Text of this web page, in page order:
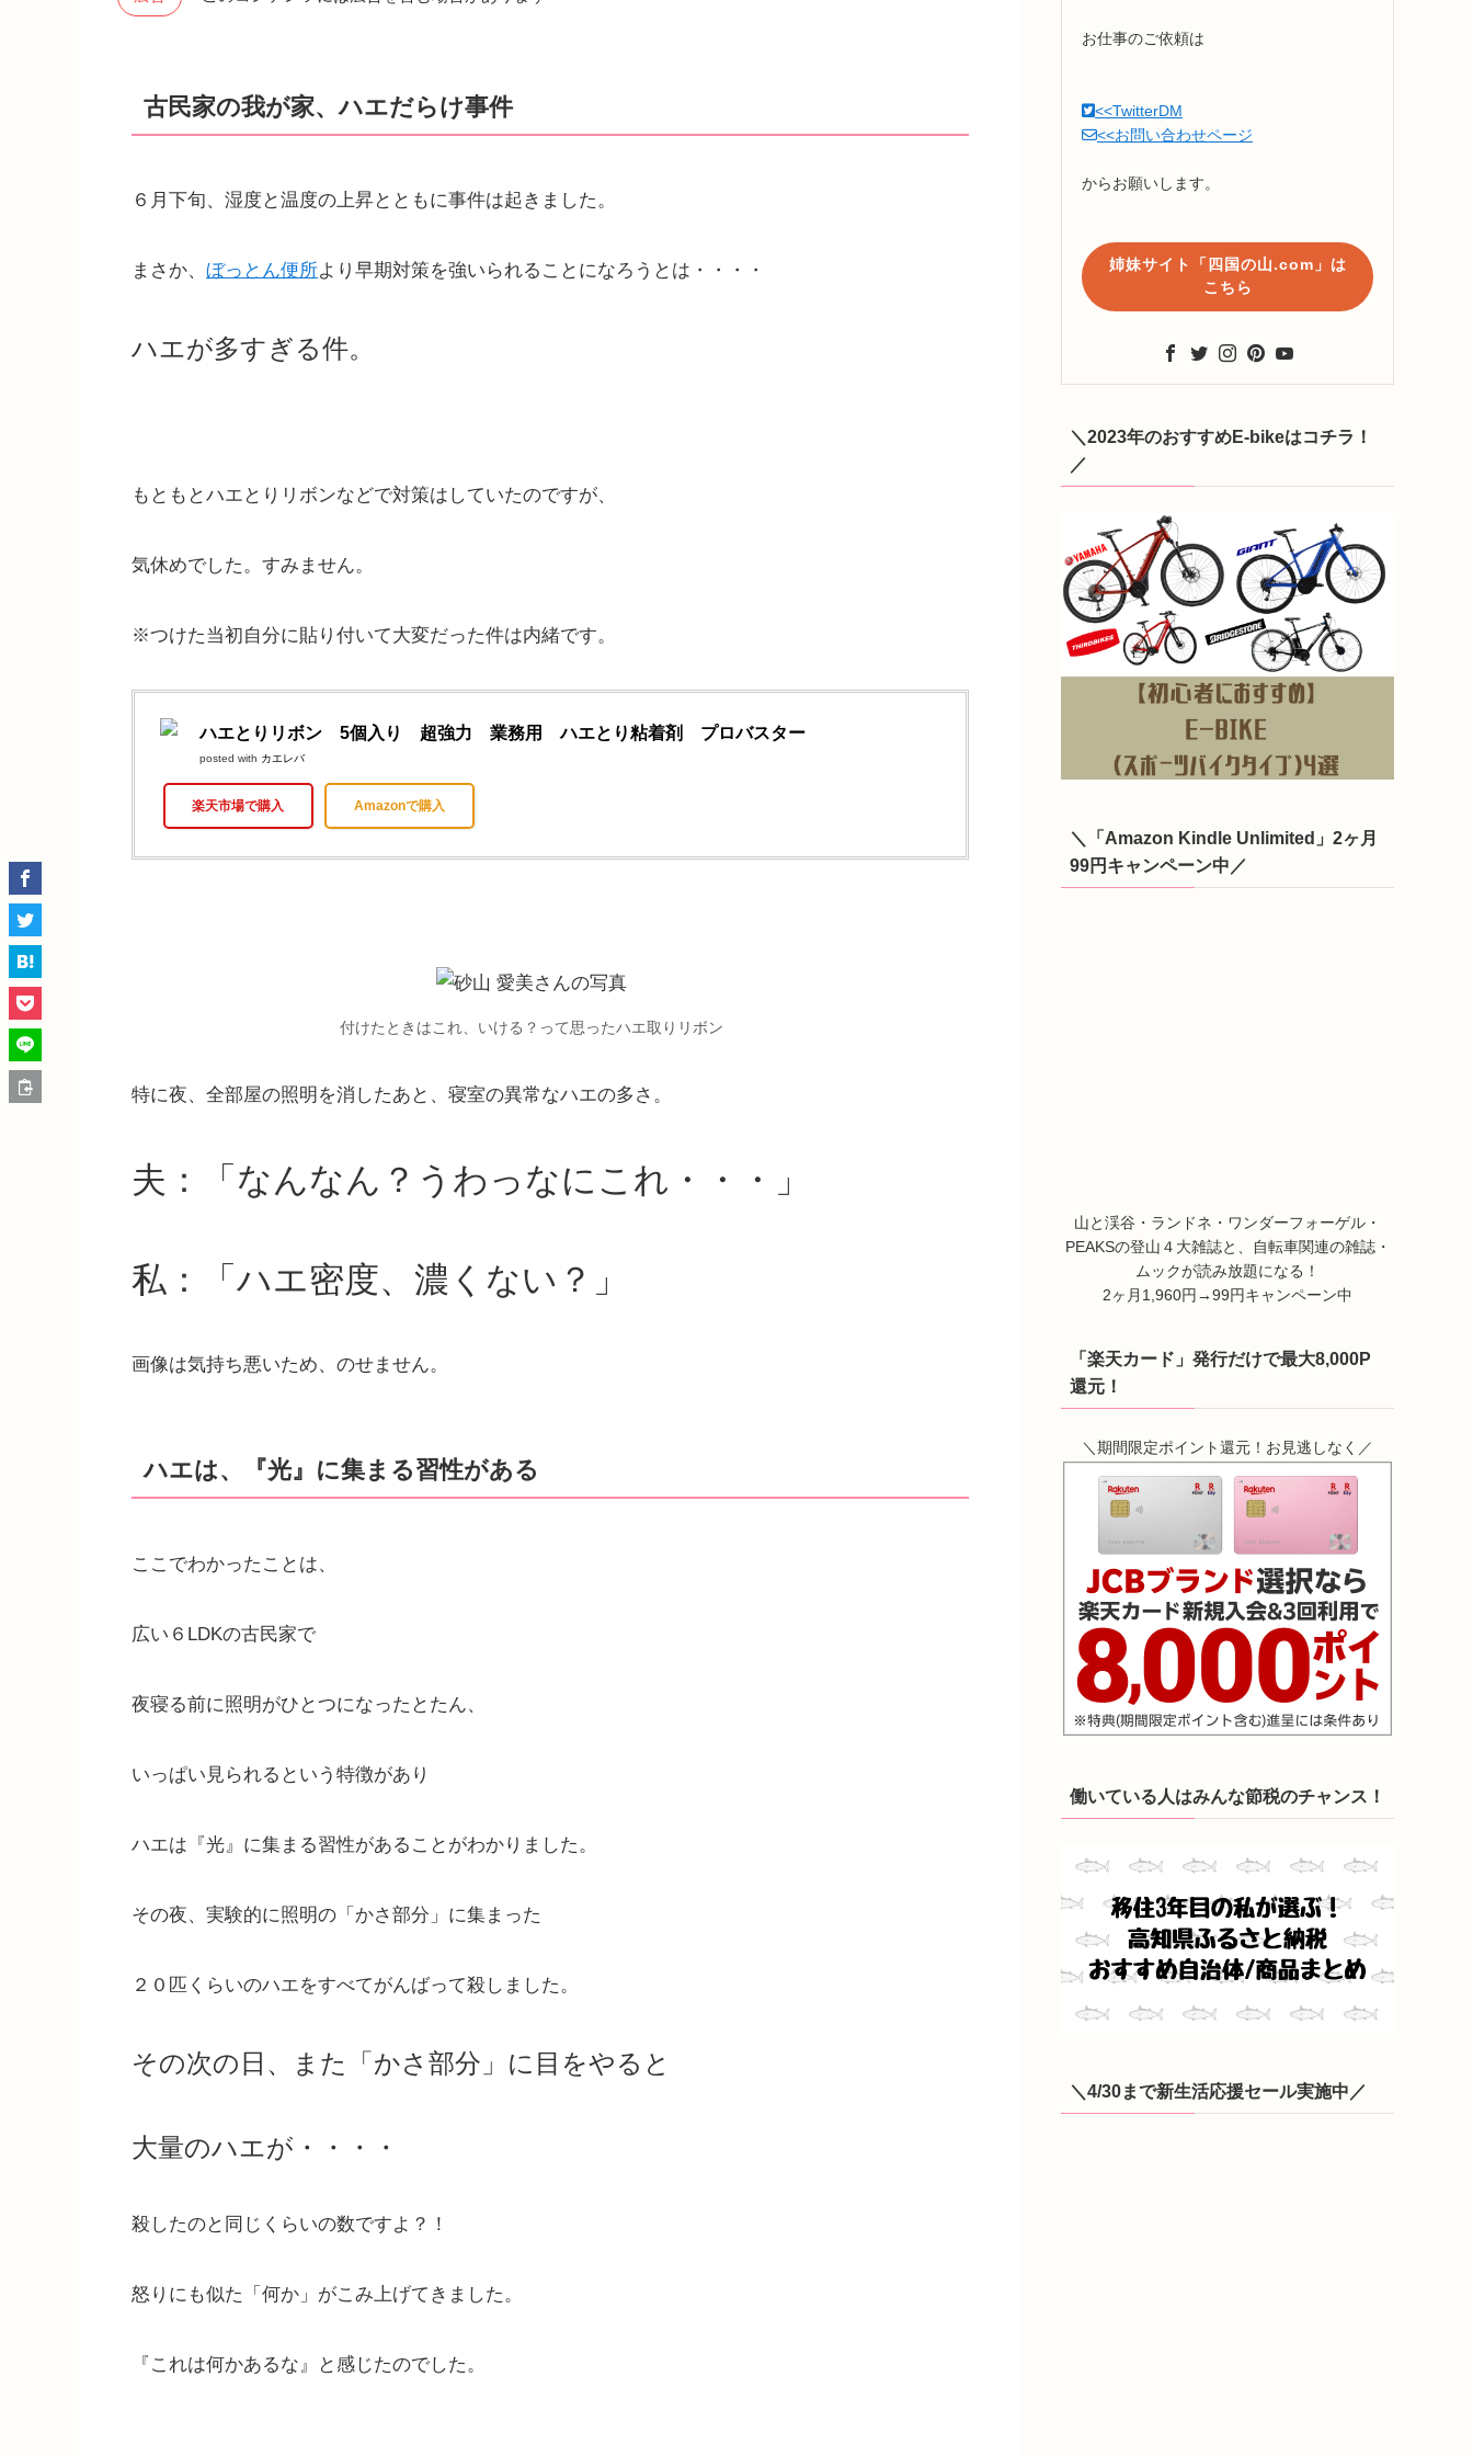
古民家の我が家、ハエだらけ事件
６月下旬、湿度と温度の上昇とともに事件は起きました。
まさか、 ぼっとん便所より早期対策を強いられることになろうとは・・・・
ハエが多すぎる件。
もともとハエとりリボンなどで対策はしていたのですが、
気休めでした。すみません。
※つけた当初自分に貼り付いて大変だった件は内緒です。
ハエとりリボン 5個入り 超強力 業務用 ハエとり粘着剤 プロバスター
posted with カエレバ
楽天市場で購入 Amazonで購入
付けたときはこれ、いける？って思ったハエ取りリボン
特に夜、全部屋の照明を消したあと、寝室の異常なハエの多さ。
夫：「なんなん？うわっなにこれ・・・」
私：「ハエ密度、濃くない？」
画像は気持ち悪いため、のせません。
ハエは、『光』に集まる習性がある
ここでわかったことは、
広い６LDKの古民家で
夜寝る前に照明がひとつになったとたん、
いっぱい見られるという特徴があり
ハエは『光』に集まる習性があることがわかりました。
その夜、実験的に照明の「かさ部分」に集まった
２０匹くらいのハエをすべてがんばって殺しました。
その次の日、また「かさ部分」に目をやると
大量のハエが・・・・
殺したのと同じくらいの数ですよ？！
怒りにも似た「何か」がこみ上げてきました。
『これは何かあるな』と感じたのでした。
お仕事のご依頼は
<<TwitterDM
<<お問い合わせページ
からお願いします。
姉妹サイト「四国の山.com」は
こちら
＼2023年のおすすめE-bikeはコチラ！
／
＼「Amazon Kindle Unlimited」2ヶ月
99円キャンペーン中／
山と渓谷・ランドネ・ワンダーフォーゲル・
PEAKSの登山４大雑誌と、自転車関連の雑誌・
ムックが読み放題になる！
2ヶ月1,960円→99円キャンペーン中
「楽天カード」発行だけで最大8,000P
還元！
＼期間限定ポイント還元！お見逃しなく／
働いている人はみんな節税のチャンス！
＼4/30まで新生活応援セール実施中／